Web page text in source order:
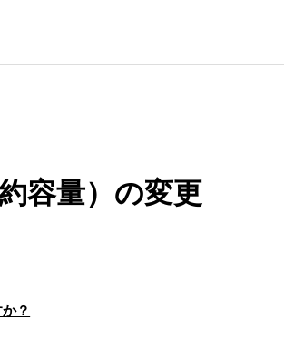
容量）の変更
？